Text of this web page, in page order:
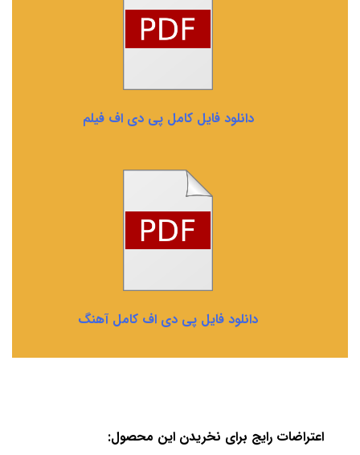
دانلود فایل کامل پی دی اف فیلم
دانلود فایل پی دی اف کامل آهنگ
اعتراضات رایج برای نخریدن این محصول: